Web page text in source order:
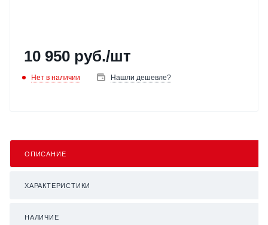
10 950 руб./шт
Нет в наличии Нашли дешевле?
ОПИСАНИЕ
ХАРАКТЕРИСТИКИ
НАЛИЧИЕ